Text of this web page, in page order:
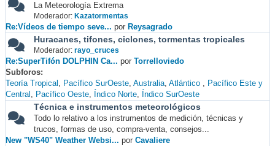
La Meteorología Extrema
Moderador: Kazatormentas
Re:Vídeos de tiempo seve... por Reysagrado
Huracanes, tifones, ciclones, tormentas tropicales
Moderador: rayo_cruces
Re:SuperTifón DOLPHIN Ca... por Torrelloviedo
Subforos
Teoría Tropical
Pacífico SurOeste Australia Atlántico
Pacífico Este y
Central
Pacífico Oeste Índico Norte Índico SurOeste
Técnica e instrumentos meteorológicos
Todo lo relativo a los instrumentos de medición, técnicas y
trucos, formas de uso, compra-venta, consejos...
New "WS40" Weather Websi... por Cavaliere